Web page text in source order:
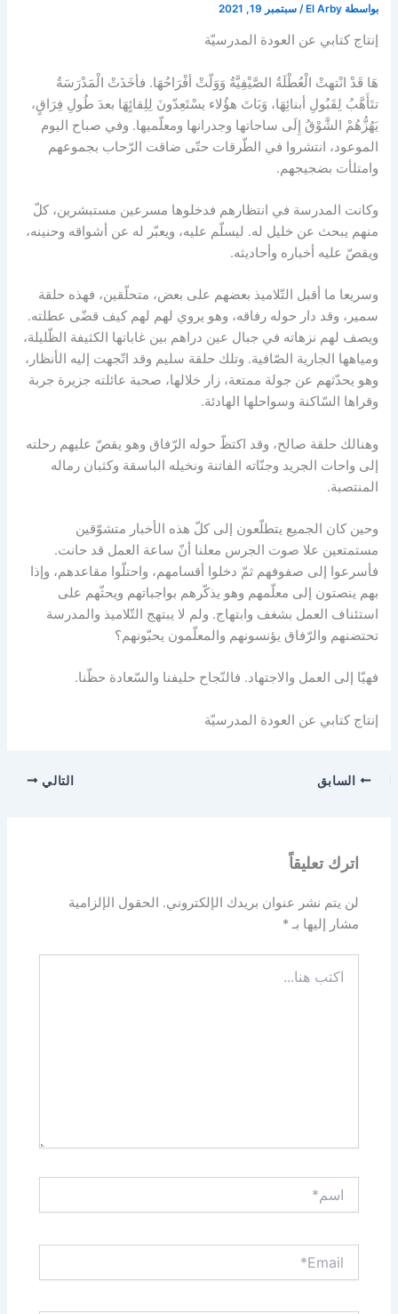
بواسطة El Arby
/سبتمبر 19, 2021
إنتاج كتابي عن العودة المدرسيّة
هَا قَدْ انْتهتْ الْعُطْلَةُ الصَّيْفِيَّةُ وَوَلّتْ أفْرَاحُهَا. فأخَذَتْ الْمَدْرَسَةُ
تتَأَهَّبُ لِقَبُولِ أبنائِهَا، وَبَاتَ هؤُلاء يسْتَعِدّونَ لِلِقائٍهَا بعدَ طُولِ فِرَاقٍ،
يَهُزُّهُمْ الشَّوْقُ إِلَى ساحاتها وجدرانها ومعلّميها. وفي صباح اليوم
الموعود، انتشروا في الطّرقات حتّى ضاقت الرّحاب بجموعهم
وامتلأت بضجيجهم.
وكانت المدرسة في انتظارهم فدخلوها مسرعين مستبشرين، كلّ
منهم يبحث عن خليل له. ليسلّم عليه، ويعبّر له عن أشواقه وحنينه،
ويقصّ عليه أخباره وأحاديثه.
وسريعا ما أقبل التّلاميذ بعضهم على بعض، متحلّقين، فهذه حلقة
سمير، وقد دار حوله رفاقه، وهو يروي لهم لهم كيف قضّى عطلته.
ويصف لهم نزهاته في جبال عين دراهم بين غاباتها الكثيفة الظّليلة،
ومياهها الجارية الصّافية. وتلك حلقة سليم وقد اتّجهت إليه الأنظار،
وهو يحدّثهم عن جولة ممتعة، زار خلالها، صحبة عائلته جزيرة جربة
وقراها السّاكنة وسواحلها الهادئة.
وهنالك حلقة صالح، وقد اكتظّ حوله الرّفاق وهو يقصّ عليهم رحلته
إلى واحات الجريد وجنّاته الفاتنة ونخيله الباسقة وكثبان رماله
المنتصبة.
وحين كان الجميع يتطلّعون إلى كلّ هذه الأخبار متشوّقين
مستمتعين علا صوت الجرس معلنا أنّ ساعة العمل قد حانت.
فأسرعوا إلى صفوفهم ثمّ دخلوا أقسامهم، واحتلّوا مقاعدهم، وإذا
بهم ينصتون إلى معلّمهم وهو يذكّرهم بواجباتهم ويحثّهم على
استئناف العمل بشغف وابتهاج. ولم لا يبتهج التّلاميذ والمدرسة
تحتضنهم والرّفاق يؤنسونهم والمعلّمون يحبّونهم؟
فهيّا إلى العمل والاجتهاد. فالنّجاح حليفنا والسّعادة حظّنا.
إنتاج كتابي عن العودة المدرسيّة
السابق التالي
اترك تعليقاً
لن يتم نشر عنوان بريدك الإلكتروني.
الحقول الإلزامية
مشار إليها بـ*
هنا...